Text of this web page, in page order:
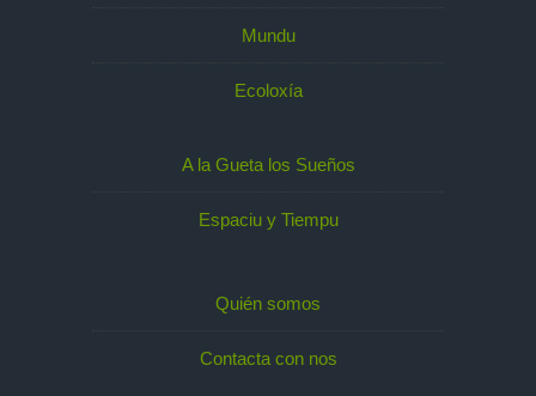
Mundu
Ecoloxía
A la Gueta los Sueños
Espaciu y Tiempu
Quién somos
Contacta con nos